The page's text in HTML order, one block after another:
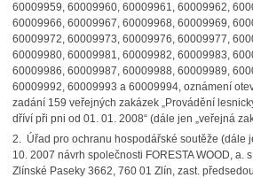
60009959, 60009960, 60009961, 60009962,
60009966, 60009967, 60009968, 60009969,
60009972, 60009973, 60009976, 60009977,
60009980, 60009981, 60009982, 60009983,
60009986, 60009987, 60009988, 60009989,
60009992, 60009993 a 60009994, oznámení
zadání 159 veřejných zakázek „Provádění
dříví při pni od 01. 01. 2008“ (dále jen „veřejná
2. Úřad pro ochranu hospodářské soutěže (dále
10. 2007 návrh společnosti FORESTA WOOD, a.
Zlínské Paseky 3662, 760 01 Zlín, zast.